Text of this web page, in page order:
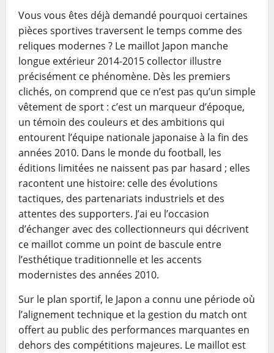
Vous vous êtes déjà demandé pourquoi certaines
pièces sportives traversent le temps comme des
reliques modernes ? Le maillot Japon manche
longue extérieur 2014-2015 collector illustre
précisément ce phénomène. Dès les premiers
clichés, on comprend que ce n’est pas qu’un simple
vêtement de sport : c’est un marqueur d’époque,
un témoin des couleurs et des ambitions qui
entourent l’équipe nationale japonaise à la fin des
années 2010. Dans le monde du football, les
éditions limitées ne naissent pas par hasard ; elles
racontent une histoire: celle des évolutions
tactiques, des partenariats industriels et des
attentes des supporters. J’ai eu l’occasion
d’échanger avec des collectionneurs qui décrivent
ce maillot comme un point de bascule entre
l’esthétique traditionnelle et les accents
modernistes des années 2010.
Sur le plan sportif, le Japon a connu une période où
l’alignement technique et la gestion du match ont
offert au public des performances marquantes en
dehors des compétitions majeures. Le maillot est